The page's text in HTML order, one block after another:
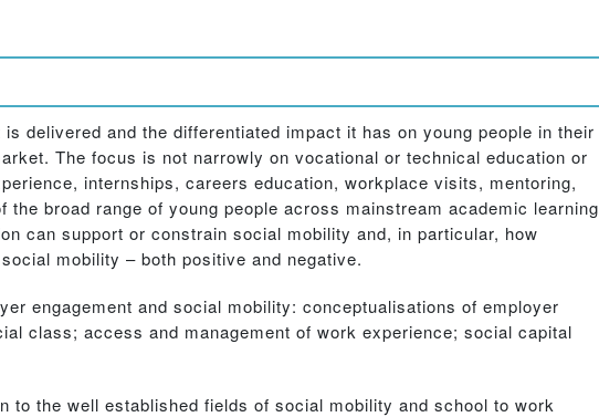
delivered and the differentiated impact it has on young people in their
The focus is not narrowly on vocational or technical education or
internships, careers education, workplace visits, mentoring,
broad range of young people across mainstream academic learning
can support or constrain social mobility and, in particular, how
mobility – both positive and negative.
engagement and social mobility: conceptualisations of employer
class; access and management of work experience; social capital
to the well established fields of social mobility and school to work